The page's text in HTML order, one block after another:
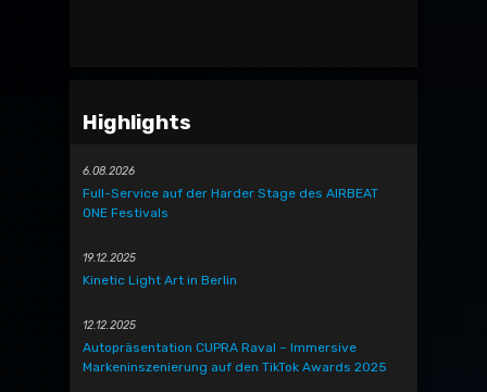
Highlights
6.08.2026
Full-Service auf der Harder Stage des AIRBEAT
ONE Festivals
19.12.2025
Kinetic Light Art in Berlin
12.12.2025
Autopräsentation CUPRA Raval – Immersive
Markeninszenierung auf den TikTok Awards 2025